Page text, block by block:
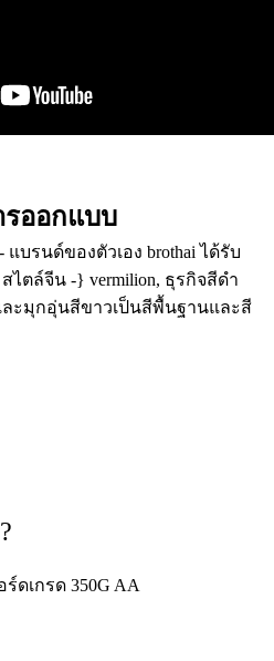
รออกแบบ
รนด์ของตัวเอง brothai ได้รับ
ไตล์จีน -} vermilion, ธุรกิจสีดำ
ะมุกอุ่นสีขาวเป็นสีพื้นฐานและสี
ดเกรด 350G AA